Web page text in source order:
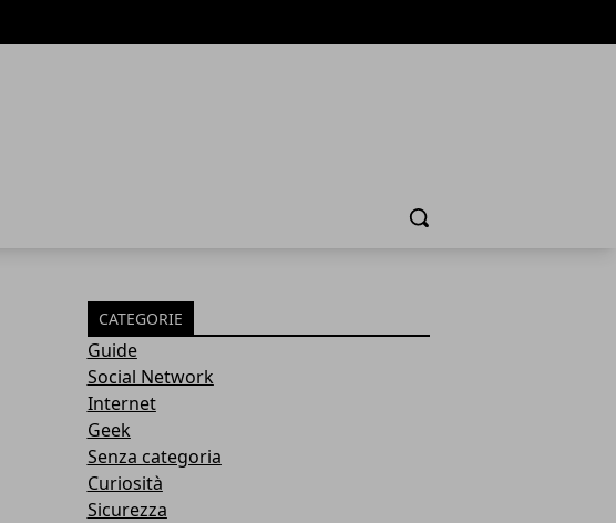
Cerca
CATEGORIE
Guide
Social Network
Internet
Geek
Senza categoria
Curiosità
Sicurezza